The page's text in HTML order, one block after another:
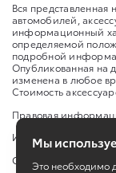
Вся
автомобилей,
информационный
определяемой
подробной
Опубликованная на
изменена в любое
Стоимость
Правовая
Изменить настройку
Сбросить cookie
Мы
Это необходимо